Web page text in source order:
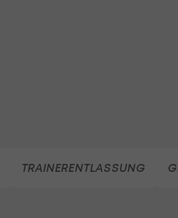
TRAINERENTLASSUNG